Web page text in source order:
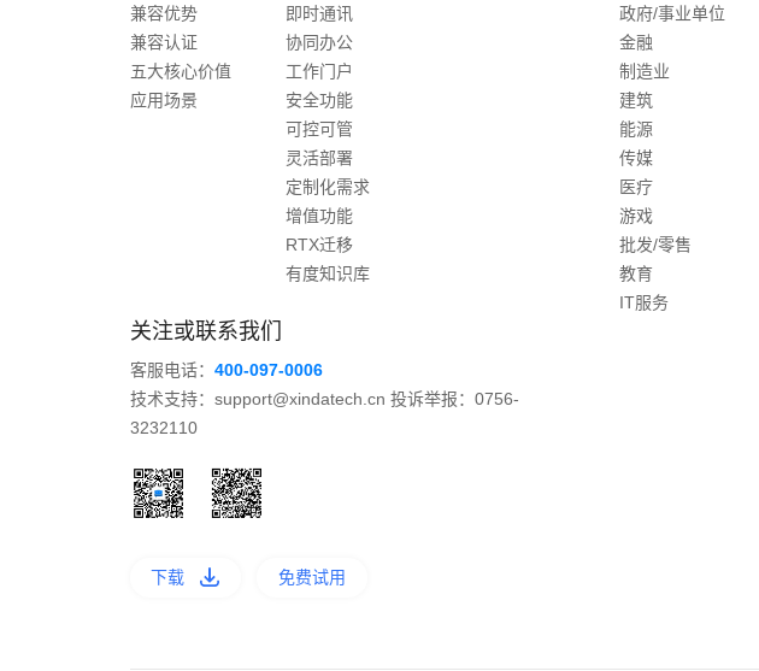
兼容优势
兼容认证
五大核心价值
应用场景
即时通讯
协同办公
工作门户
安全功能
可控可管
灵活部署
定制化需求
增值功能
RTX迁移
有度知识库
政府/事业单位
金融
制造业
建筑
能源
传媒
医疗
游戏
批发/零售
教育
IT服务
关注或联系我们
客服电话： 400-097-0006
技术支持：support@xindatech.cn 投诉举报：0756-
3232110
下载 免费试用